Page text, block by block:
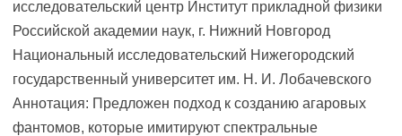
исследовательский центр Институт прикладной физики
Российской академии наук, г. Нижний Новгород
Национальный исследовательский Нижегородский
государственный университет им. Н. И. Лобачевского
Аннотация: Предложен подход к созданию агаровых
фантомов, которые имитируют спектральные